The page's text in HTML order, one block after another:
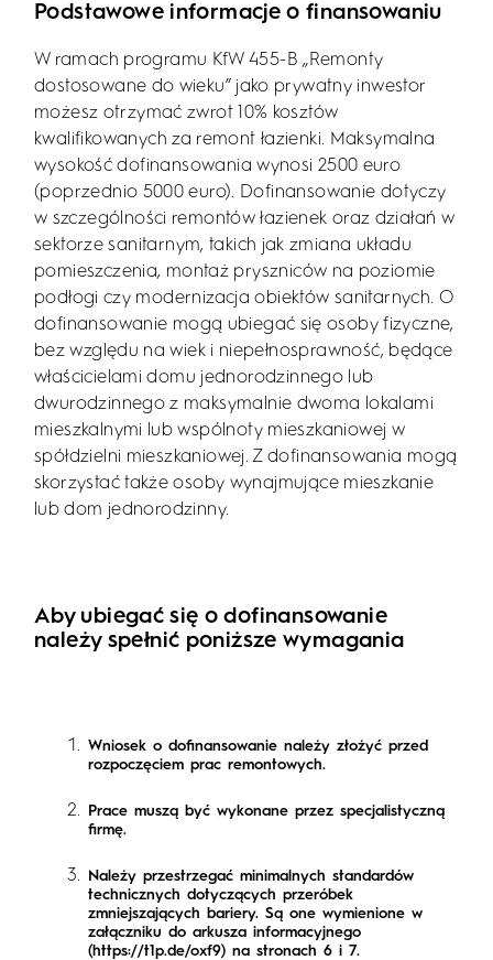
Podstawowe informacje o finansowaniu
W ramach programu KfW 455-B „Remonty
dostosowane do wieku” jako prywatny inwestor
możesz otrzymać zwrot 10% kosztów
kwalifikowanych za remont łazienki. Maksymalna
wysokość dofinansowania wynosi 2500 euro
(poprzednio 5000 euro). Dofinansowanie dotyczy
w szczególności remontów łazienek oraz działań w
sektorze sanitarnym, takich jak zmiana układu
pomieszczenia, montaż pryszniców na poziomie
podłogi czy modernizacja obiektów sanitarnych. O
dofinansowanie mogą ubiegać się osoby fizyczne,
bez względu na wiek i niepełnosprawność, będące
właścicielami domu jednorodzinnego lub
dwurodzinnego z maksymalnie dwoma lokalami
mieszkalnymi lub wspólnoty mieszkaniowej w
spółdzielni mieszkaniowej. Z dofinansowania mogą
skorzystać także osoby wynajmujące mieszkanie
lub dom jednorodzinny.
Aby ubiegać się o dofinansowanie
należy spełnić poniższe wymagania
Wniosek o dofinansowanie należy złożyć przed
rozpoczęciem prac remontowych.
Prace muszą być wykonane przez specjalistyczną
firmę.
Należy przestrzegać minimalnych standardów
technicznych dotyczących przeróbek
zmniejszających bariery. Są one wymienione w
załączniku do arkusza informacyjnego
(https://t1p.de/oxf9) na stronach 6 i 7.